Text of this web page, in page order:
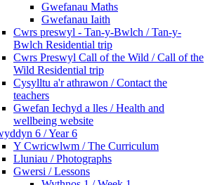
Gwefanau Maths
Gwefanau Iaith
Cwrs preswyl - Tan-y-Bwlch / Tan-y-
Bwlch Residential trip
Cwrs Preswyl Call of the Wild / Call of the
Wild Residential trip
Cysylltu a'r athrawon / Contact the
teachers
Gwefan Iechyd a lles / Health and
wellbeing website
6 / Year 6
Y Cwricwlwm / The Curriculum
Lluniau / Photographs
Gwersi / Lessons